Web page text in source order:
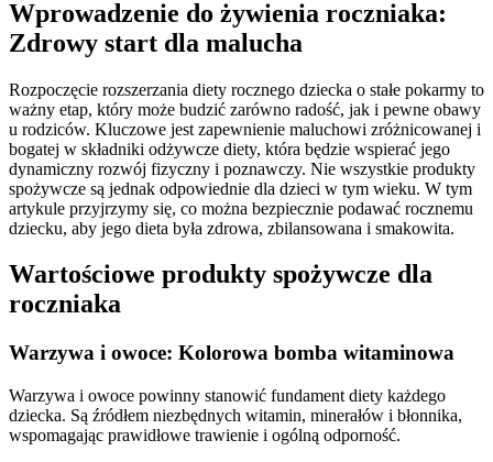
Wprowadzenie do żywienia roczniaka:
Zdrowy start dla malucha
Rozpoczęcie rozszerzania diety rocznego dziecka o stałe pokarmy to
ważny etap, który może budzić zarówno radość, jak i pewne obawy
u rodziców. Kluczowe jest zapewnienie maluchowi zróżnicowanej i
bogatej w składniki odżywcze diety, która będzie wspierać jego
dynamiczny rozwój fizyczny i poznawczy. Nie wszystkie produkty
spożywcze są jednak odpowiednie dla dzieci w tym wieku. W tym
artykule przyjrzymy się, co można bezpiecznie podawać rocznemu
dziecku, aby jego dieta była zdrowa, zbilansowana i smakowita.
Wartościowe produkty spożywcze dla
roczniaka
Warzywa i owoce: Kolorowa bomba witaminowa
Warzywa i owoce powinny stanowić fundament diety każdego
dziecka. Są źródłem niezbędnych witamin, minerałów i błonnika,
wspomagając prawidłowe trawienie i ogólną odporność.